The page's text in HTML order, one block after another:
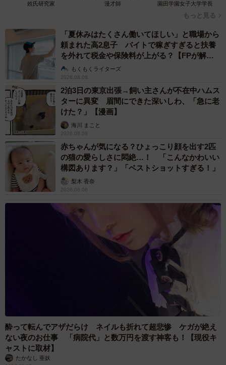
姓氏研究家 漫才師 園田学園女子大学学長
もっと見る
「夏休みはたくさん働いてほしい」と職場から
頼まれた高2息子 バイトで稼ぎすぎると扶養
を外れて税金や保険料が上がる？【FPが解
説】もくもくライターズ
2026.08.08
2泊3日の東京出張→飼い主さんが不在中ハムス
ターに異変 眉間にできた深いしわ、「急に老
けた？」【漫画】
海川 まこと
2026.08.08
赤ちゃんが気になる？ひょっこり顔を出す2匹
の猫の愛らしさに悶絶…！ 「こんなかわいい
構図あります？」「ベストショットすぎる！」
梨木 香奈
2026.08.08
酔って転んでアザだらけ ネイルも折れて超悲惨 ケガが絶え
ない夜のお仕事 「病院代」と数万円を渡す神客も！【現役キ
ャストに取材】
たかなし 亜妖